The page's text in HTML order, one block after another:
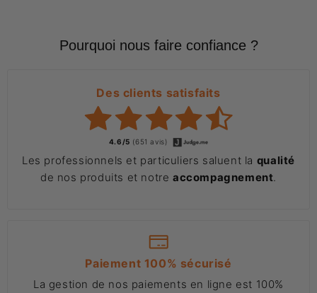
Pourquoi nous faire confiance ?
Des clients satisfaits
4.6/5 (651 avis)
Les professionnels et particuliers saluent la qualité
de nos produits et notre accompagnement.
Paiement 100% sécurisé
La gestion de nos paiements en ligne est 100%